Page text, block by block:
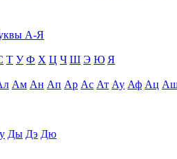
А-Я
Т У Ф Х Ц Ч Ш Э Ю Я
Ам Ан Ап Ар Ас Ат Ау Аф Ац
Ды Дэ Дю